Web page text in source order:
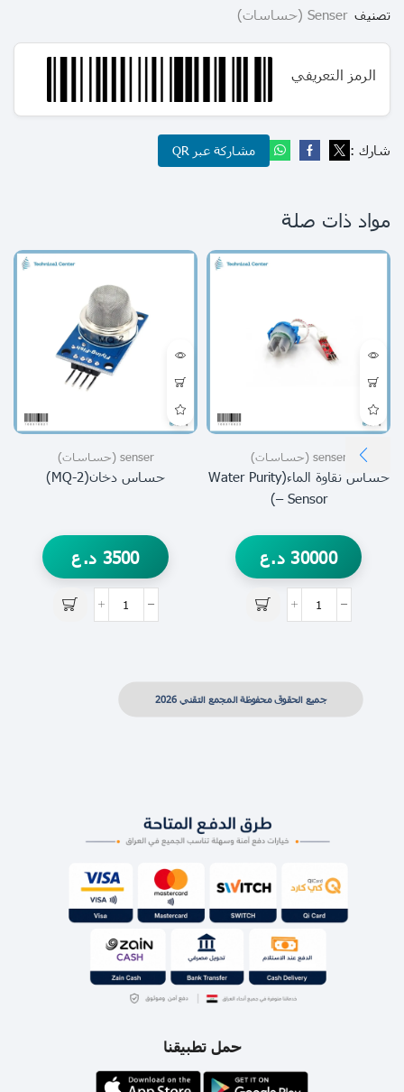
تصنيف Senser (حساسات)
الرمز التعريفي
شارك : مشاركة عبر QR
مواد ذات صلة
senser (حساسات)
حساس نقاوة الماء(water Purity
– Sensor)
30000 د.ع
senser (حساسات)
حساس دخان(MQ-2)
3500 د.ع
جميع الحقوق محفوظة المجمع التقني 2026
حمل تطبيقنا